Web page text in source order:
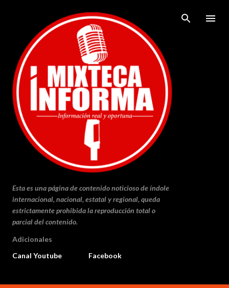
Ir al contenido principal
Esta es una página de contenido noticioso de índole
internacional, nacional, estatal y regional, queda
estrictamente prohibida la reproducción total o
parcial del contenido.
Adicionales
Canal Youtube
Facebook